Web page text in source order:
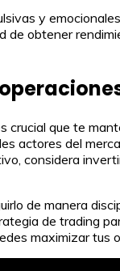
y
de obtener
crucial que te
actores del
considera
de manera
de trading
maximizar tus